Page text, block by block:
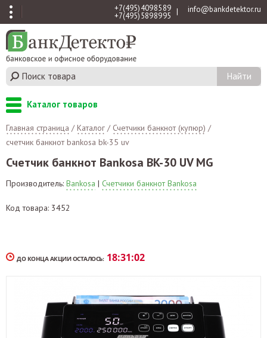
+7 (495) 409 85 89
+7 (495) 589 89 95 | info@bankdetektor.ru
Каталог товаров
Главная страница /Каталог / Счетчики банкнот (купюр) /
счетчик банкнот bankosa bk-35 uv
Счетчик банкнот Bankosa BK-30 UV MG
Производитель: Bankosa | Счетчики банкнот Bankosa
Код товара: 3452
ДО КОНЦА АКЦИИ ОСТАЛОСЬ: 18:31:02